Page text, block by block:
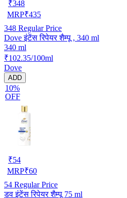
₹348
MRP₹435
348 Regular Price
Dove इंटेंस रिपेयर शैम्पू , 340 ml
340 ml
₹102.35/100ml
Dove
ADD
10%
OFF
₹54
MRP₹60
54 Regular Price
डव इंटेंस रिपेयर शैम्पू 75 ml